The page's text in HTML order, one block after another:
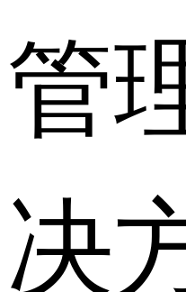
管
决